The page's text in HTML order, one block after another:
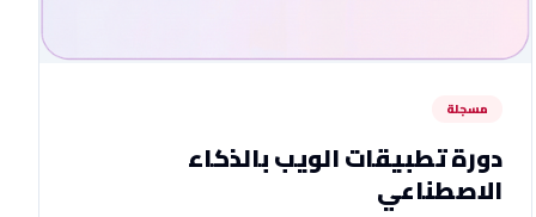
مسجلة
دورة تطبيقات الويب بالذكاء
الاصطناعي